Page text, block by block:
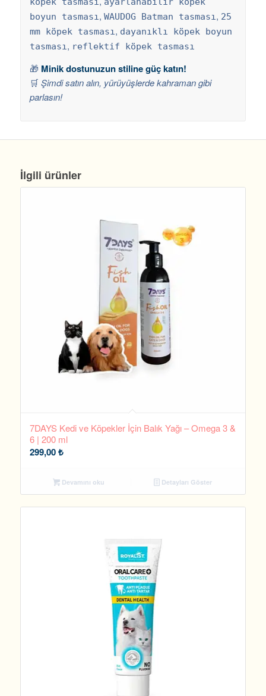
boyun tasması, WAUDOG Batman tasması, 25
mm köpek tasması, dayanıklı köpek boyun
tasması, reflektif köpek tasması
🎁 Minik dostunuzun stiline güç katın!
🛒 Şimdi satın alın, yürüyüşlerde kahraman gibi
parlasın!
İlgili ürünler
7DAYS Kedi ve Köpekler İçin Balık Yağı – Omega 3 &
6 | 200 ml
299,00₺
Devamını oku Detayları Göster